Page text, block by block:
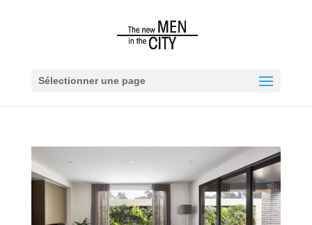
Sélectionner une page